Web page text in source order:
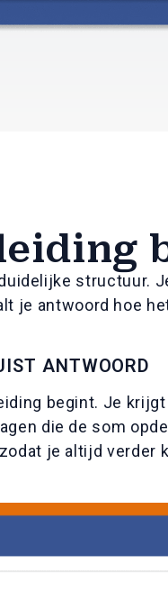
structuur.
je antwoord hoe
ANTWOORD
begint. Je
die de som
je altijd verder